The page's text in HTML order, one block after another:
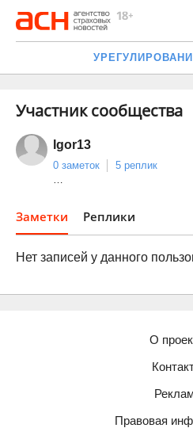
Участник сообщества
Igor13
0 заметок
5 реплик
…
Заметки Реплики
Нет записей у данного
О
Правовая